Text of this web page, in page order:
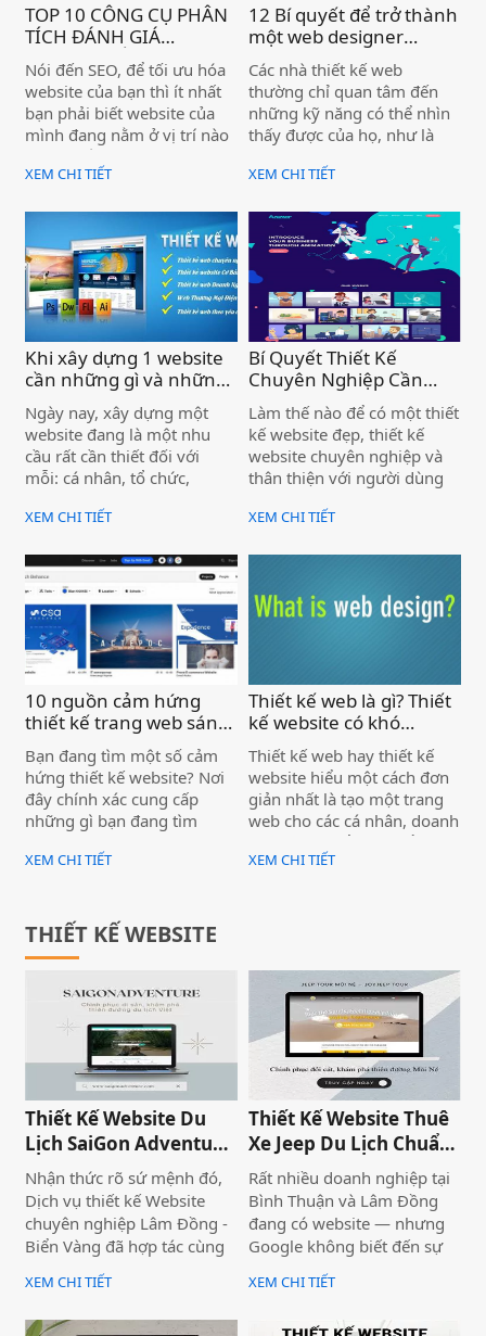
TOP 10 CÔNG CỤ PHÂN
TÍCH ĐÁNH GIÁ
WEBSITE TỐT NHẤT )
Nói đến SEO, để tối ưu hóa
website của bạn thì ít nhất
bạn phải biết website của
mình đang nằm ở vị trí nào
trong mắt của Google. Phân
tích website của mình cũng
tìm ra phương pháp tối ưu
hóa website của mình.
XEM CHI TIẾT
12 Bí quyết để trở thành
một web designer
thành công )
Các nhà thiết kế web
thường chỉ quan tâm đến
những kỹ năng có thể nhìn
thấy được của họ, như là
hoặc jQuery. Tuy nhiên, để
lĩnh vực thiết kế website thì
yêu cầu nhiều hơn là chỉ có
những kỹ năng đó hay chỉ
đơn thuần am hiểu sâu sắc
trong thiết kế. Có một số
thứ rất quan trọng mà bất
kỳ một nhà thiết kế web
nào cũng nên lưu ý khi xây
dựng các kỹ năng cho nghề
nghiệp của mình. Ngoài ra
chúng tôi cũng sẽ cung cấp
cho bạn một danh sách
“những cuốn sách nên đọc”
để bạn có thể thu được
nhiều thông tin có chiều sâu
XEM CHI TIẾT
Khi xây dựng 1 website
cần những gì và những
lưu ý quan trọng )
Ngày nay, xây dựng một
website đang là một nhu
cầu rất cần thiết đối với
mỗi: cá nhân, tổ chức,
Trang web có vai trò rất
quyết định đến sự phát
triển của công ty. Website
được ví như bộ mặt của
công ty và là trang quảng
quá thương hiệu giá rẻ cho
công ty. Vậy muốn xây
dựng 1 website cần những
gì? Những lưu ý gì khi xây
dựng website cho công ty?
Mời các bạn cùng tham
khảo trong bài viết để có
thể xây dựng cho mình một
trang web tốt nhất
XEM CHI TIẾT
Bí Quyết Thiết Kế
Chuyên Nghiệp Cần
Chuẩn Bị Những Gì
Trước Khi Thiết Kế
Website )
Làm thế nào để có một thiết
kế website đẹp, thiết kế
website chuyên nghiệp và
thân thiện với người dùng
nay? Không một ai có thể
website chuyên nghiệp. Từ
bất động sản, nhà hàng,
cần một website để hoạt
động.
XEM CHI TIẾT
10 nguồn cảm hứng
thiết kế trang web sáng
Bạn đang tìm một số cảm
hứng thiết kế website? Nơi
đây chính xác cung cấp
những gì bạn đang tìm
chúng tôi sẽ cung cấp danh
Sang Mos cho dự án tiếp
XEM CHI TIẾT
Thiết kế web là gì? Thiết
kế website có khó
không? )
Thiết kế web hay thiết kế
website hiểu một cách đơn
giản nhất là tạo một trang
web cho các cá nhân, doanh
nghiệp hay tổ chức để phục
vụ cho nhu cầu của mình.
XEM CHI TIẾT
THIẾT KẾ WEBSITE
Thiết Kế Website Du
Lịch SaiGon Adventure
- Top tour Saigon
Nhận thức rõ sứ mệnh đó,
Dịch vụ thiết kế Website
chuyên nghiệp Lâm Đồng -
Biển Vàng đã hợp tác cùng
thương hiệu SaiGon
Adventure để triển khai dự
XEM CHI TIẾT
Thiết Kế Website Thuê
Xe Jeep Du Lịch Chuẩn
SEO 2026 | JoyJeep
Rất nhiều doanh nghiệp tại
Bình Thuận và Lâm Đồng
đang có website — nhưng
Google không biết đến sự
tồn tại của họ. Không có
khách từ tìm kiếm tự nhiên,
XEM CHI TIẾT